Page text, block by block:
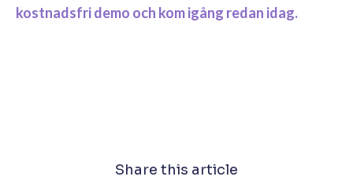
kostnadsfri demo och kom igång redan idag.
Share this article